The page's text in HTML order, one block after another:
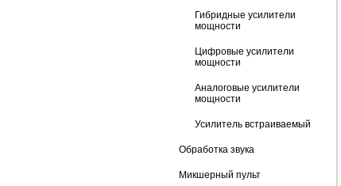
Гибридные усилители
мощности
Цифровые усилители
мощности
Аналоговые усилители
мощности
Усилитель встраиваемый
Обработка звука
Микшерный пульт